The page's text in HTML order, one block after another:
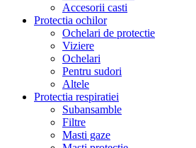
Accesorii casti
Protectia ochilor
Ochelari de protectie
Viziere
Ochelari
Pentru sudori
Altele
Protectia respiratiei
Subansamble
Filtre
Masti gaze